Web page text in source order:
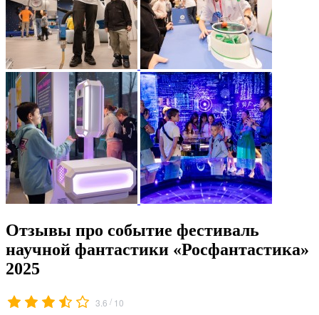
Отзывы про событие фестиваль
научной фантастики «Росфантастика»
2025
3.6 / 10